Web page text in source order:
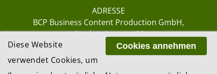
ADRESSE
BCP Business Content Production GmbH
Gotthardstrasse 38
8002 ZürichCookies annehmen
Diese Website
verwendet Cookies, um